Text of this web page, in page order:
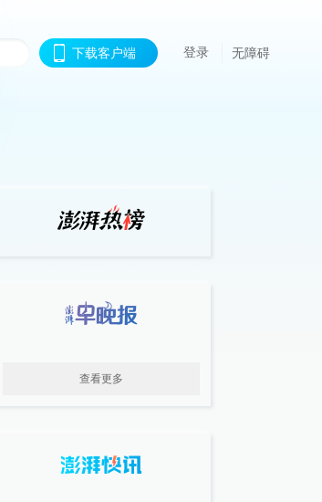
下载客户端 登录 无障碍
查看更多